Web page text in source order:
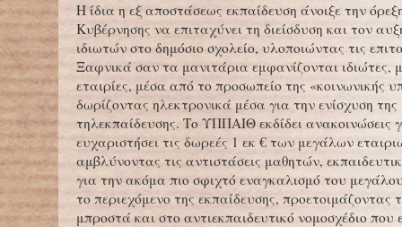
Η ίδια η εξ αποστάσεως εκπαίδευση άνοιξε την
Κυβέρνησης να επιταχύνει τη διείσδυση και τον
ιδιωτών στο δημόσιο σχολείο, υλοποιώντας τις
Ξαφνικά σαν τα μανιτάρια εμφανίζονται ιδιώτες,
εταιρίες, μέσα από το προσωπείο της «κοινωνικής
δωρίζοντας ηλεκτρονικά μέσα για την ενίσχυση της
τηλεκπαίδευσης. Το ΥΠΠΑΙΘ εκδίδει ανακοινώσεις
ευχαριστήσει τις δωρεές 1 εκ € των μεγάλων
αμβλύνοντας τις αντιστάσεις μαθητών,
για την ακόμα πιο σφιχτό εναγκαλισμό του
το περιεχόμενο της εκπαίδευσης, προετοιμάζοντας
μπροστά και στο αντιεκπαιδευτικό νομοσχέδιο που